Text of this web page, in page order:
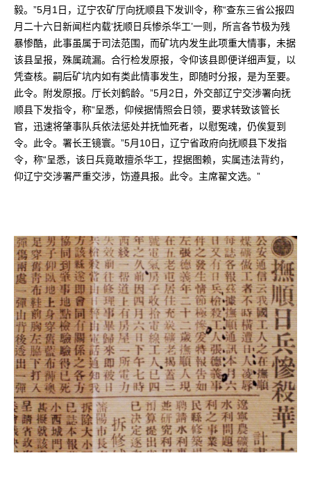
毅。”5月1日，辽宁农矿厅向抚顺县下发训令，称“查东三省公报四
月二十六日新闻栏内载‘抚顺日兵惨杀华工’一则，所言各节极为残
暴惨酷，此事虽属于司法范围，而矿坑内发生此项重大情事，未据
该县呈报，殊属疏漏。合行检发原报，令仰该县即便详细声复，以
凭查核。嗣后矿坑内如有类此情事发生，即随时分报，是为至要。
此令。附发原报。厅长刘鹤龄。”5月2日，外交部辽宁交涉署向抚
顺县下发指令，称“呈悉，仰候据情照会日领，要求转致该管长
官，迅速将肇事队兵依法惩处并抚恤死者，以慰冤魂，仍俟复到
令。此令。署长王镜寰。”5月10日，辽宁省政府向抚顺县下发指
令，称“呈悉，该日兵竟敢擅杀华工，捏据图赖，实属违法背约，
仰辽宁交涉署严重交涉，饬遵具报。此令。主席翟文选。”